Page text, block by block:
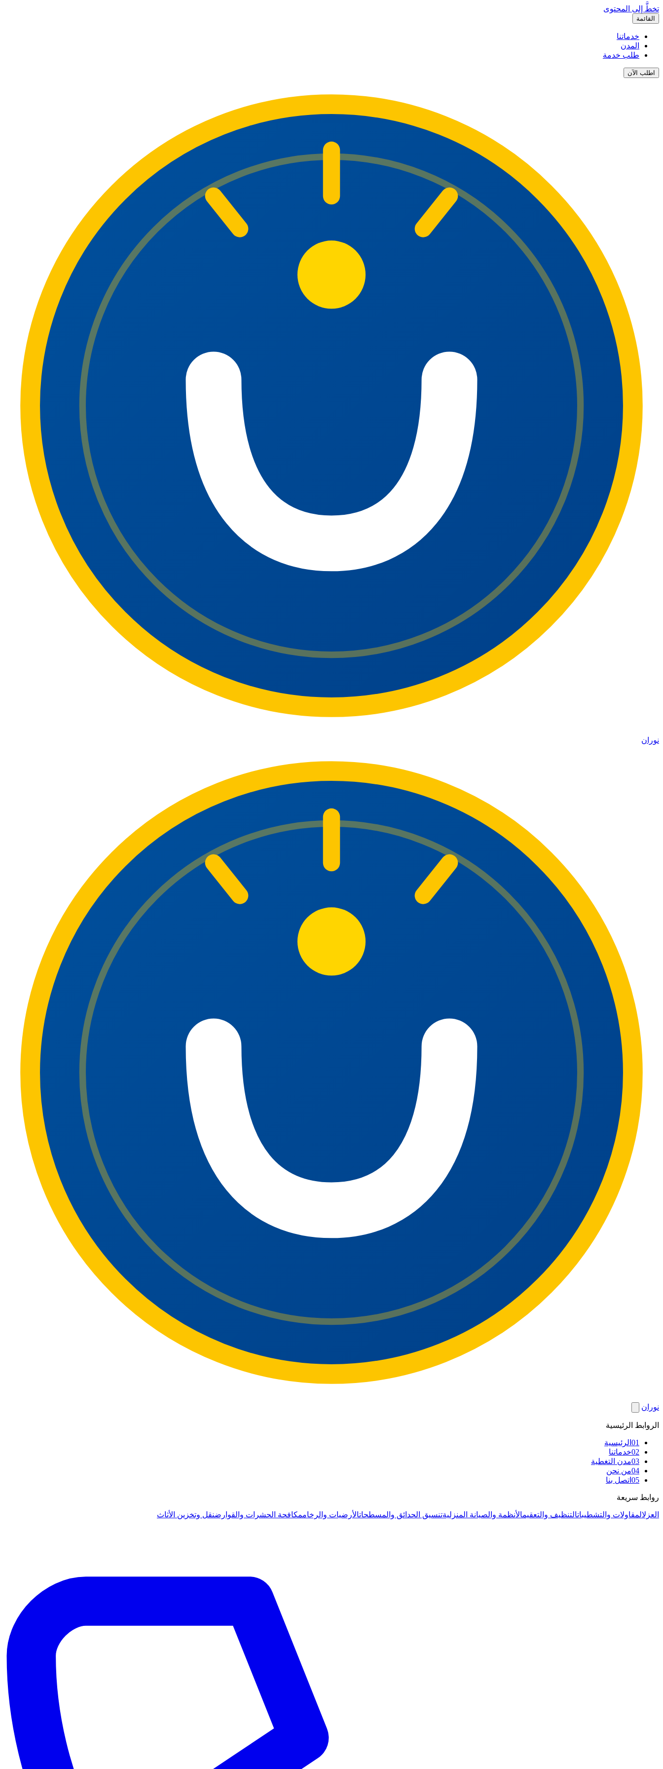
تخطَّ إلى المحتوى
القائمة
خدماتنا
المدن
طلب خدمة
اطلب الآن
نوران
نوران
الروابط الرئيسية
01 الرئيسية
02خدماتنا
03مدن التغطية
04من نحن
05 اتصل بنا
روابط سريعة
العزلالمقاولات والتشطيباتالتنظيف والتعقيمالأنظمة والصيانة المنزليةتنسيق الحدائق والمسطحاتالأرضيات والرخاممكافحة الحشرات والقوارضنقل وتخزين الأثاث